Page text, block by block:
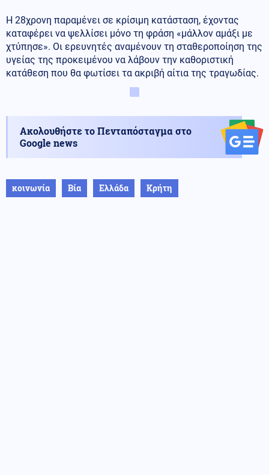
Η 28χρονη παραμένει σε κρίσιμη κατάσταση, έχοντας
καταφέρει να ψελλίσει μόνο τη φράση «μάλλον αμάξι με
χτύπησε». Οι ερευνητές αναμένουν τη σταθεροποίηση της
υγείας της προκειμένου να λάβουν την καθοριστική
κατάθεση που θα φωτίσει τα ακριβή αίτια της τραγωδίας.
Ακολουθήστε το Πενταπόσταγμα στο
Google news
κοινωνία Βία Ελλάδα Κρήτη